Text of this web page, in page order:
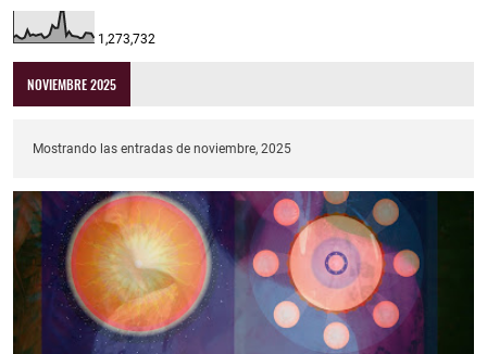
1,273,732
NOVIEMBRE 2025
Mostrando las entradas de noviembre, 2025